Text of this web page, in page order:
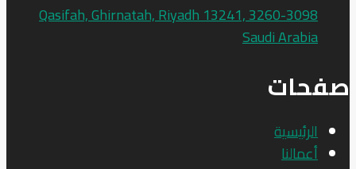
3260-3098 Qasifah, Ghirnatah, Riyadh 13241,
Saudi Arabia
صفحات
الرئيسية
أعمالنا